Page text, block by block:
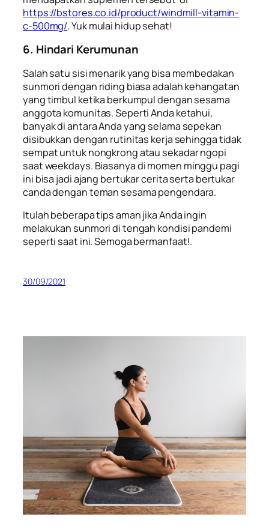
https://bstores.co.id/product/windmill-vitamin-
c-500mg/. Yuk mulai hidup sehat!
6. Hindari Kerumunan
Salah satu sisi menarik yang bisa membedakan
sunmori dengan riding biasa adalah kehangatan
yang timbul ketika berkumpul dengan sesama
anggota komunitas. Seperti Anda ketahui,
banyak di antara Anda yang selama sepekan
disibukkan dengan rutinitas kerja sehingga tidak
sempat untuk nongkrong atau sekadar ngopi
saatweekdays. Biasanya di momen minggu pagi
ini bisa jadi ajang bertukar cerita serta bertukar
canda dengan teman sesama pengendara.
Itulah beberapa tips aman jika Anda ingin
melakukan sunmori di tengah kondisi pandemi
seperti saat ini. Semoga bermanfaat!.
30/09/2021